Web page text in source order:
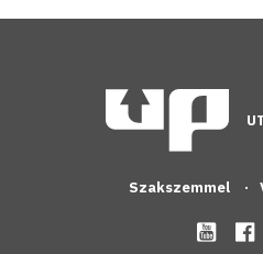
Szakszemmel